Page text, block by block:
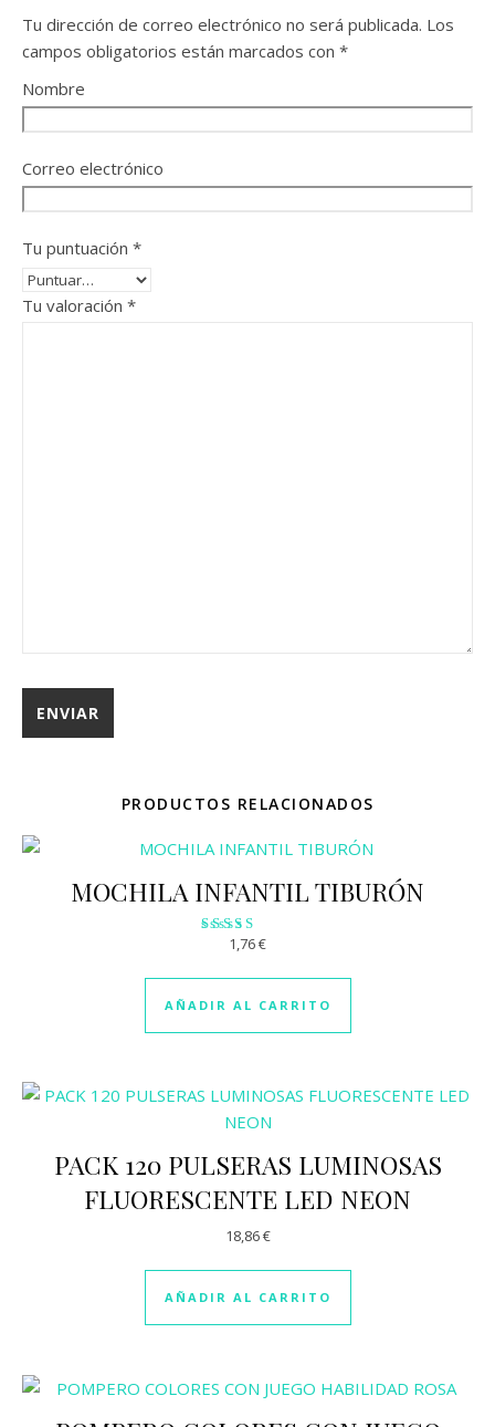
Tu dirección de correo electrónico no será publicada. Los
campos obligatorios están marcados con *
Nombre
Correo electrónico
Tu puntuación *
Tu valoración *
PRODUCTOS RELACIONADOS
MOCHILA INFANTIL TIBURÓN
Valorado
2.88
de 5
1,76€
AÑADIR AL CARRITO
PACK 120 PULSERAS LUMINOSAS
FLUORESCENTE LED NEON
18,86€
AÑADIR AL CARRITO